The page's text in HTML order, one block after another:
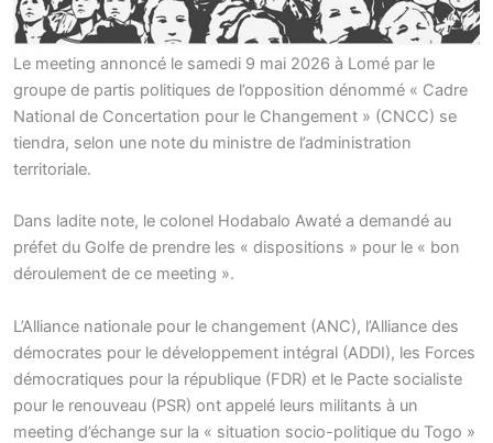
Le meeting annoncé le samedi 9 mai 2026 à Lomé par le
groupe de partis politiques de l’opposition dénommé « Cadre
National de Concertation pour le Changement » (CNCC) se
tiendra, selon une note du ministre de l’administration
territoriale.
Dans ladite note, le colonel Hodabalo Awaté a demandé au
préfet du Golfe de prendre les « dispositions » pour le « bon
déroulement de ce meeting ».
L’Alliance nationale pour le changement (ANC), l’Alliance des
démocrates pour le développement intégral (ADDI), les Forces
démocratiques pour la république (FDR) et le Pacte socialiste
pour le renouveau (PSR) ont appelé leurs militants à un
meeting d’échange sur la « situation socio-politique du Togo »